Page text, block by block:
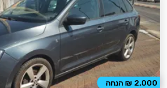
2,000 ₪ הנחה